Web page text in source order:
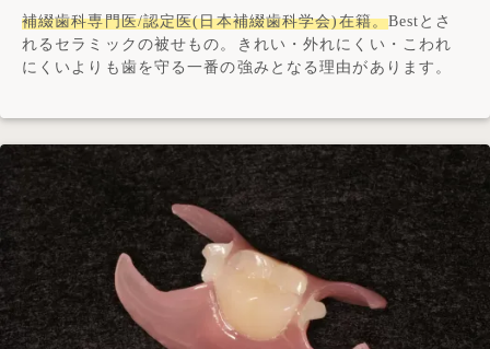
補綴歯科専門医/認定医(日本補綴歯科学会)在籍。Bestとさ
れるセラミックの被せもの。きれい・外れにくい・こわれ
にくいよりも歯を守る一番の強みとなる理由があります。